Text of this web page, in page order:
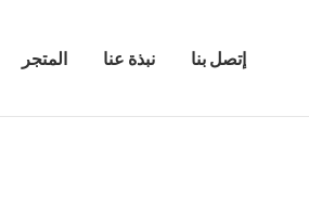
المتجر نبذة عنا إتصل بنا